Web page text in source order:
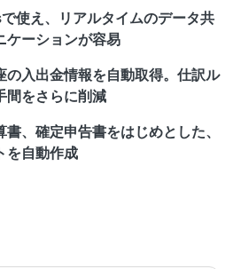
り換えも簡単・スムーズ】
行にも対応しています。ソフト
ているので、移行ストレスを感じ
だけます。
使え、リアルタイムのデータ共
ケーションが容易
の入出金情報を自動取得。仕訳ル
間をさらに削減
、確定申告書をはじめとした、
を自動作成